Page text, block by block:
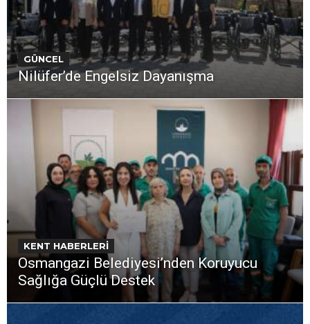
GÜNCEL
Nilüfer’de Engelsiz Dayanışma
KENT HABERLERİ
Osmangazi Belediyesi’nden Koruyucu
Sağlığa Güçlü Destek